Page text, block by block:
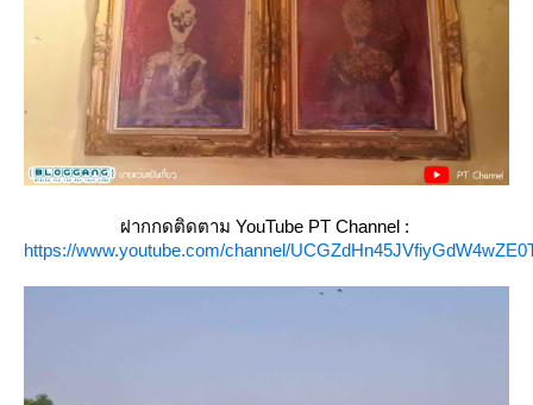
ฝากกดติดตาม YouTube PT Channel :
https://www.youtube.com/channel/